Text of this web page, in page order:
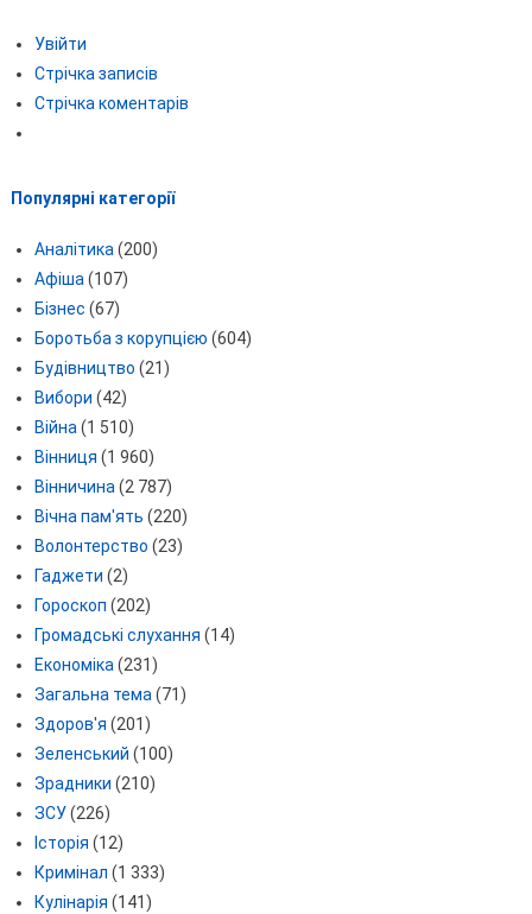
Увійти
Стрічка записів
Стрічка коментарів
Популярні категорії
Аналітика (200)
Афіша (107)
Бізнес (67)
Боротьба з корупцією (604)
Будівництво (21)
Вибори (42)
Війна (1 510)
Вінниця (1 960)
Вінничина (2 787)
Вічна пам'ять (220)
Волонтерство (23)
Гаджети (2)
Гороскоп (202)
Громадські слухання (14)
Економіка (231)
Загальна тема (71)
Здоров'я (201)
Зеленський (100)
Зрадники (210)
ЗСУ(226)
Історія (12)
Кримінал (1 333)
Кулінарія (141)